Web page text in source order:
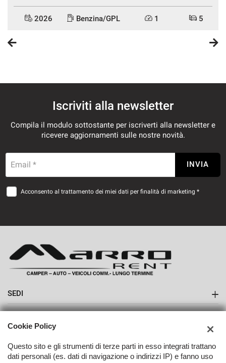
2026 Benzina/GPL 1 5
Iscriviti alla newsletter
Compila il modulo sottostante per iscriverti alla newsletter e
ricevere aggiornamenti sulle nostre novità.
Email * INVIA
Acconsento al trattamento dei miei dati per finalità di marketing *
SEDI
Sede di Boves
AZIENDA
Contatti
Cookie Policy
Questo sito e gli strumenti di terze parti in esso integrati trattano
dati personali (es. dati di navigazione o indirizzi IP) e fanno uso